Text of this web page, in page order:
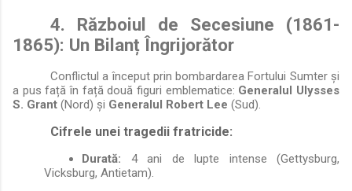
4. Războiul de Secesiune (1861-
1865): Un Bilanț Îngrijorător
Conflictul a început prin bombardarea Fortului Sumter și
a pus față în față două figuri emblematice: Generalul Ulysses
S. Grant (Nord) și Generalul Robert Lee (Sud).
Cifrele unei tragedii fratricide:
Durată: 4 ani de lupte intense (Gettysburg,
Vicksburg, Antietam).